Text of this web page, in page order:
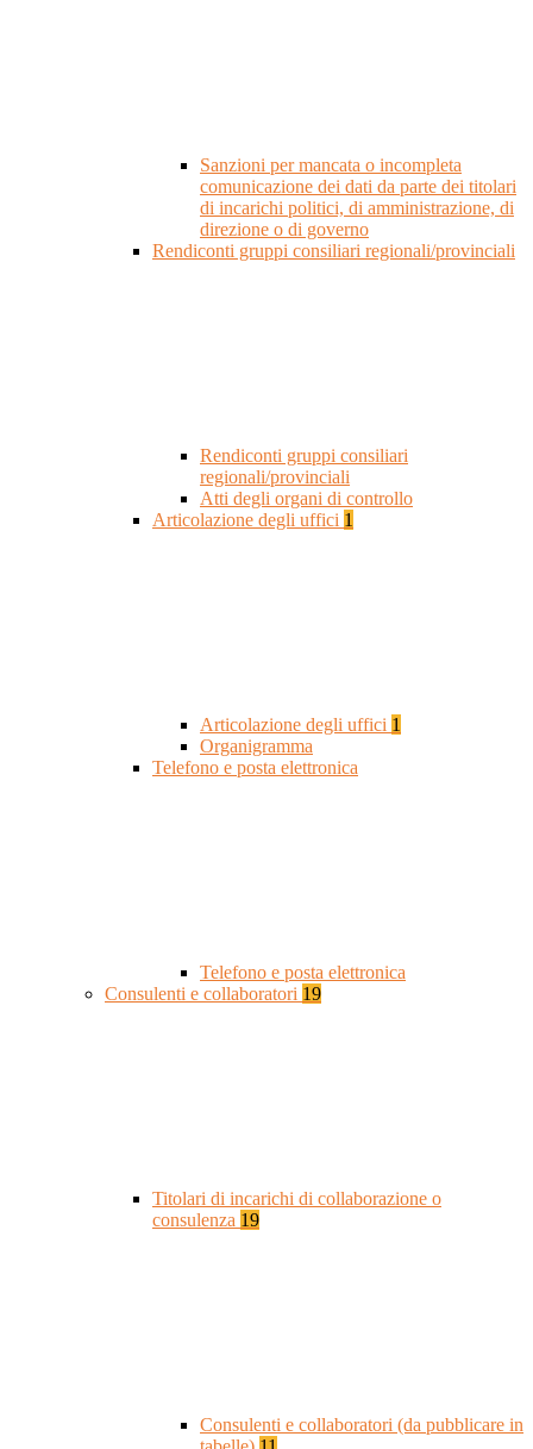
Sanzioni per mancata o incompleta
comunicazione dei dati da parte dei titolari
di incarichi politici, di amministrazione, di
direzione o di governo
Rendiconti gruppi consiliari regionali/provinciali
Rendiconti gruppi consiliari
regionali/provinciali
Atti degli organi di controllo
Articolazione degli uffici 1
Articolazione degli uffici 1
Organigramma
Telefono e posta elettronica
Telefono e posta elettronica
Consulenti e collaboratori 19
Titolari di incarichi di collaborazione o
consulenza 19
Consulenti e collaboratori (da pubblicare in